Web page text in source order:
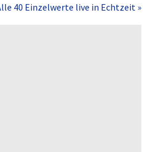
40 Einzelwerte live in Echtzeit »